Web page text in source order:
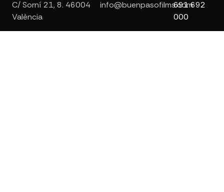
C/ Sorní 21, 8. 46004
València
info@buenpasofilms.com
691 692
000